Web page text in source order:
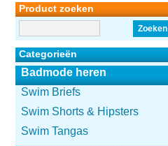
Product zoeken
Zoeken
Categorieën
Badmode heren
Swim Briefs
Swim Shorts & Hipsters
Swim Tangas